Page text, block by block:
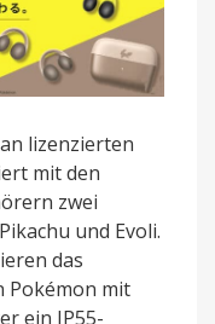
lizenzierten
mit den
zwei
und Evoli.
das
Pokémon mit
ein IP55-